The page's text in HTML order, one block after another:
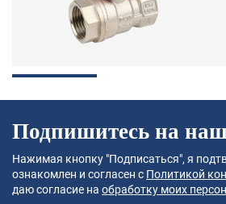
Подпишитесь на
Нажимая кнопку "Подписаться", я
ознакомлен и согласен с Политикой
даю согласие на обработку моих